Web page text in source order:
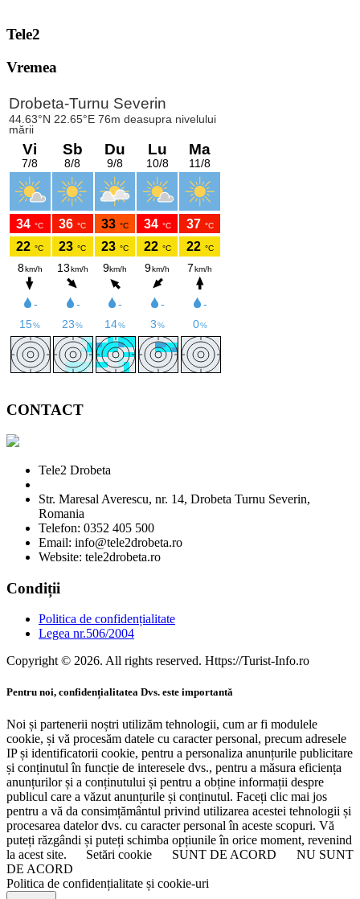
Tele2
Vremea
CONTACT
Tele2 Drobeta
Str. Maresal Averescu, nr. 14, Drobeta Turnu Severin,
Romania
Telefon: 0352 405 500
Email: info@tele2drobeta.ro
Website: tele2drobeta.ro
Condiții
Politica de confidențialitate
Legea nr.506/2004
Copyright © 2026. All rights reserved. Https://Turist-Info.ro
Pentru noi, confidențialitatea Dvs. este importantă
Noi și partenerii noștri utilizăm tehnologii, cum ar fi modulele
cookie, și vă procesăm datele cu caracter personal, precum adresele
IP și identificatorii cookie, pentru a personaliza anunțurile publicitare
și conținutul în funcție de interesele dvs., pentru a măsura eficiența
anunțurilor și a conținutului și pentru a obține informații despre
publicul care a văzut anunțurile și conținutul. Faceți clic mai jos
pentru a vă da consimțământul privind utilizarea acestei tehnologii și
procesarea datelor dvs. cu caracter personal în aceste scopuri. Vă
puteți răzgândi și puteți schimba opțiunile în orice moment, revenind
la acest site.
Setări cookie SUNT DE ACORD
NU SUNT
DE ACORD
Politica de confidențialitate și cookie-uri